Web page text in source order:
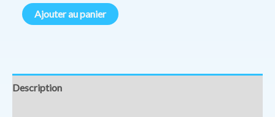
Ajouter au panier
Description